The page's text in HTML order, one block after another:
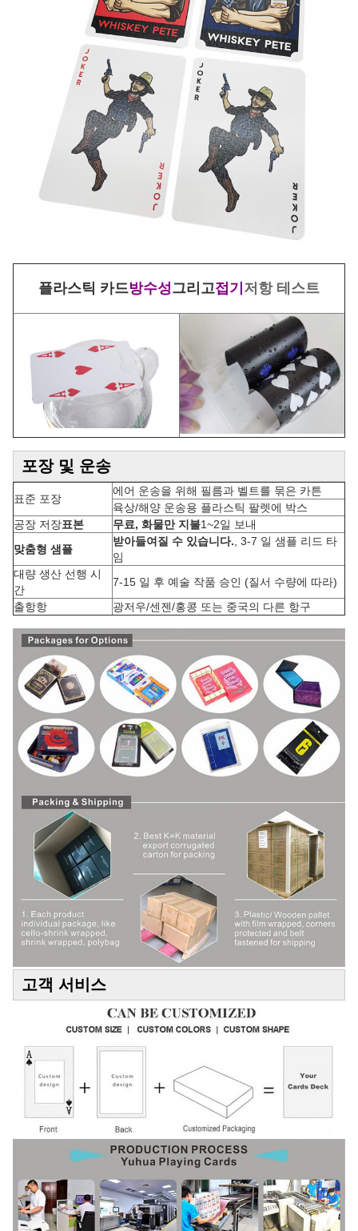
플라스틱 카드방수성그리고접기 저항 테스트
포장 및 운송
표준 포장
에어 운송을 위해 필름과 벨트를 묶은 카튼
육상/해양 운송용 플라스틱 팔렛에 박스
공장 저장표본 무료, 화물만 지불1~2일 보내
맞춤형 샘플
받아들여질 수 있습니다., 3-7 일 샘플 리드 타
임
대량 생산 선행 시
간
7-15 일 후 예술 작품 승인 (질서 수량에 따라)
출항항
광저우/센젠/홍콩 또는 중국의 다른 항구
고객 서비스